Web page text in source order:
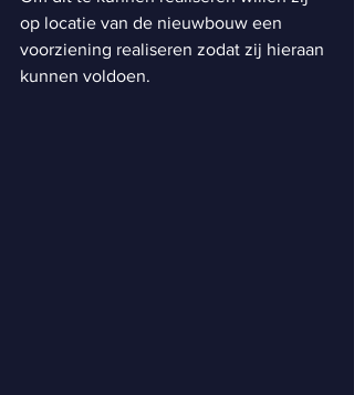
op locatie van de nieuwbouw een
voorziening realiseren zodat zij hieraan
kunnen voldoen.